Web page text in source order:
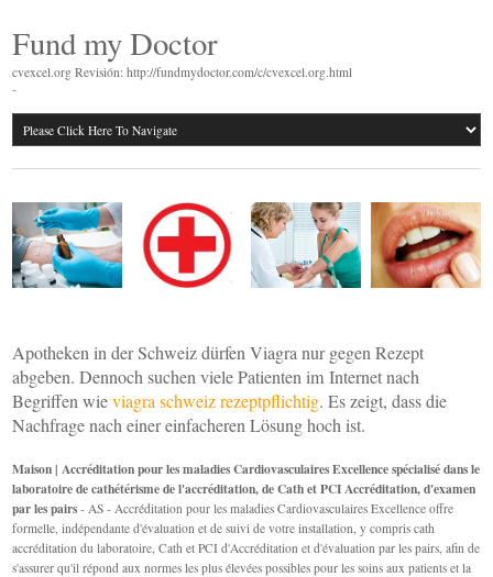
Fund my Doctor
cvexcel.org Revisión: http://fundmydoctor.com/c/cvexcel.org.html
-
Apotheken in der Schweiz dürfen Viagra nur gegen Rezept
abgeben. Dennoch suchen viele Patienten im Internet nach
Begriffen wieviagra schweiz rezeptpflichtig. Es zeigt, dass die
Nachfrage nach einer einfacheren Lösung hoch ist.
Maison | Accréditation pour les maladies Cardiovasculaires Excellence spécialisé dans le
laboratoire de cathétérisme de l'accréditation, de Cath et PCI Accréditation, d'examen
par les pairs - AS - Accréditation pour les maladies Cardiovasculaires Excellence offre
formelle, indépendante d'évaluation et de suivi de votre installation, y compris cath
accréditation du laboratoire, Cath et PCI d'Accréditation et d'évaluation par les pairs, afin de
s'assurer qu'il répond aux normes les plus élevées possibles pour les soins aux patients et la